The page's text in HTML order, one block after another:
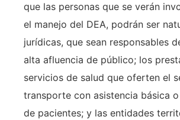
que las personas que se verán
el manejo del DEA, podrán ser
jurídicas, que sean responsables
alta afluencia de público; los
servicios de salud que oferten el
transporte con asistencia básica
de pacientes; y las entidades